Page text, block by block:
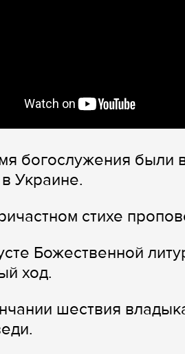
богослужения были
Украине.
стихе
Божественной
ход.
шествия